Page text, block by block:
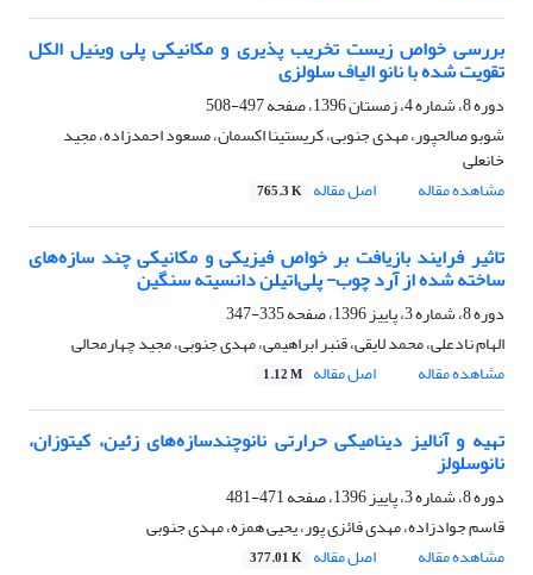
بررسی خواص زیست تخریب پذیری و مکانیکی پلی وینیل الکل
تقویت شده با نانو الیاف سلولزی
دوره 8، شماره 4، زمستان 1396، صفحه
497-508
شوبو صالحپور، مهدی جنوبی، کریستینا اکسمان، مسعود احمدزاده، مجید
خانعلی
مشاهده مقاله
اصل مقاله 765.3 K
تاثیر فرایند بازیافت بر خواص فیزیکی و مکانیکی چند سازه‌های
ساخته شده از آرد چوب- پلی‌اتیلن دانسیته سنگین
دوره 8، شماره 3، پاییز 1396، صفحه
335-347
الهام نادعلی، محمد لایقی، قنبر ابراهیمی، مهدی جنوبی، مجید چهارمحالی
مشاهده مقاله
اصل مقاله 1.12 M
تهیه و آنالیز دینامیکی حرارتی نانوچندسازه‌های زئین، کیتوزان،
نانوسلولز
دوره 8، شماره 3، پاییز 1396، صفحه
471-481
قاسم جوادزاده، مهدی فائزی پور، یحیی همزه، مهدی جنوبی
مشاهده مقاله
اصل مقاله 377.01 K